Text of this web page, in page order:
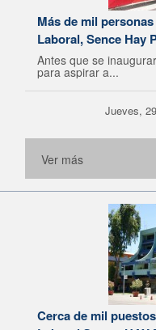
Más de mil
Laboral, Sence Hay
Antes que se
para aspirar a...
Jueves,
Ver más
Cerca de mil